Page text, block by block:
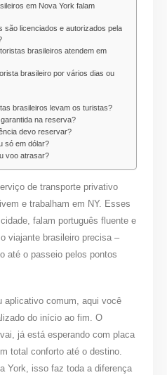
em Nova York falam
são licenciados e autorizados pela
brasileiros atendem em
brasileiro por vários dias ou
brasileiros levam os turistas?
na reserva?
devo reservar?
só em dólar?
voo atrasar?
de transporte privativo
e trabalham em NY. Esses
falam português fluente e
viajante brasileiro precisa –
até o passeio pelos pontos
aplicativo comum, aqui você
do início ao fim. O
já está esperando com placa
total conforto até o destino.
York, isso faz toda a diferença